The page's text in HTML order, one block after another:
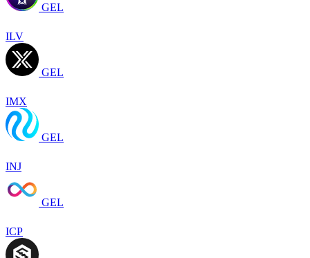
GEL
ILV
GEL
IMX
GEL
INJ
GEL
ICP